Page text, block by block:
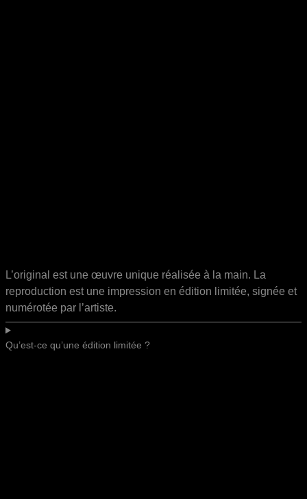
L’original est une œuvre unique réalisée à la main. La
reproduction est une impression en édition limitée, signée et
numérotée par l’artiste.
Qu’est-ce qu’une édition limitée ?